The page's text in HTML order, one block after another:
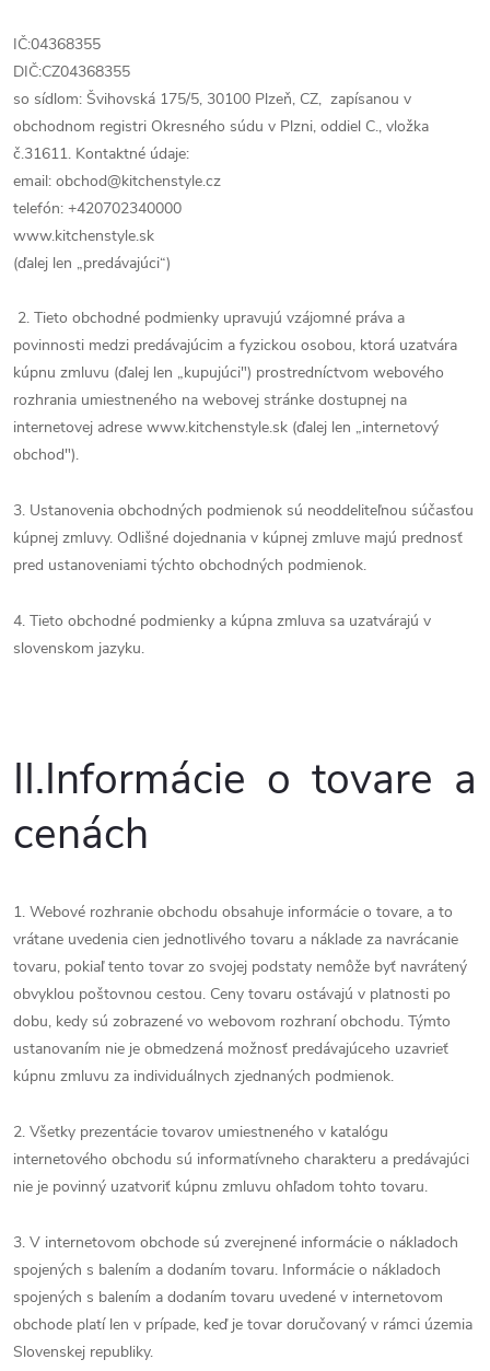
IČ:04368355
DIČ:CZ04368355
so sídlom: Švihovská 175/5, 30100 Plzeň, CZ, zapísanou v
obchodnom registri Okresného súdu v Plzni, oddiel C., vložka
č.31611. Kontaktné údaje:
email: obchod@kitchenstyle.cz
telefón: +420702340000
www.kitchenstyle.sk
(ďalej len „predávajúci“)
2. Tieto obchodné podmienky upravujú vzájomné práva a
povinnosti medzi predávajúcim a fyzickou osobou, ktorá uzatvára
kúpnu zmluvu (ďalej len „kupujúci") prostredníctvom webového
rozhrania umiestneného na webovej stránke dostupnej na
internetovej adrese www.kitchenstyle.sk (ďalej len „internetový
obchod").
3. Ustanovenia obchodných podmienok sú neoddeliteľnou súčasťou
kúpnej zmluvy. Odlišné dojednania v kúpnej zmluve majú prednosť
pred ustanoveniami týchto obchodných podmienok.
4. Tieto obchodné podmienky a kúpna zmluva sa uzatvárajú v
slovenskom jazyku.
II.Informácie o tovare a
cenách
1. Webové rozhranie obchodu obsahuje informácie o tovare, a to
vrátane uvedenia cien jednotlivého tovaru a náklade za navrácanie
tovaru, pokiaľ tento tovar zo svojej podstaty nemôže byť navrátený
obvyklou poštovnou cestou. Ceny tovaru ostávajú v platnosti po
dobu, kedy sú zobrazené vo webovom rozhraní obchodu. Týmto
ustanovaním nie je obmedzená možnosť predávajúceho uzavrieť
kúpnu zmluvu za individuálnych zjednaných podmienok.
2. Všetky prezentácie tovarov umiestneného v katalógu
internetového obchodu sú informatívneho charakteru a predávajúci
nie je povinný uzatvoriť kúpnu zmluvu ohľadom tohto tovaru.
3. V internetovom obchode sú zverejnené informácie o nákladoch
spojených s balením a dodaním tovaru. Informácie o nákladoch
spojených s balením a dodaním tovaru uvedené v internetovom
obchode platí len v prípade, keď je tovar doručovaný v rámci územia
Slovenskej republiky.